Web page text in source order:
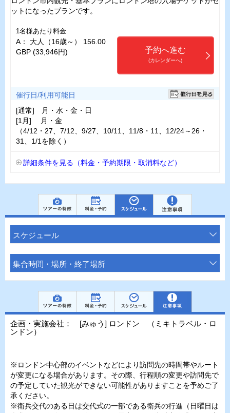
ットになったプランです。
1名様あたり料金
A： 大人（16歳～） 156.00
GBP (33,946円)
予約へ進む
(カレンダーへ)
催行日/利用可能日
[通常] 月・水・金・日
[1月] 月・金
（4/12・27、7/12、9/27、10/11、11/8・11、12/24～26・
31、1/1を除く）
詳細条件を見る（料金・予約期限・取消料など）
スケジュール
集合時間・場所・終了場所
企画・実施会社： [みゅう] ロンドン （ミキトラベル・ロ
ンドン）
※ロンドン中心部のイベントなどにより訪問先の時間帯やルート
が変更になる場合があります。その際、行程順の変更や訪問先で
の予定していた観光ができない可能性がありますことを予めご了
承ください。
※衛兵交代のある日は交代式の一部である衛兵の行進（日曜日は